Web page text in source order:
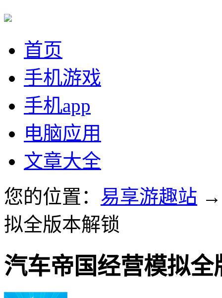
首页
手机游戏
手机app
电脑应用
文章大全
您的位置： 易享游趣站
拟全版本解锁
汽车帝国经营模拟全